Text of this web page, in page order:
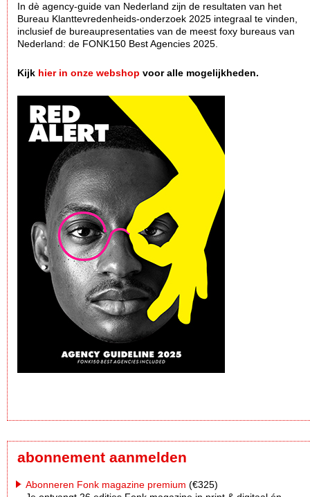
In dè agency-guide van Nederland zijn de resultaten van het
Bureau Klanttevredenheids-onderzoek 2025 integraal te vinden,
inclusief de bureaupresentaties van de meest foxy bureaus van
Nederland: de FONK150 Best Agencies 2025.
Kijk hier in onze webshop voor alle mogelijkheden.
abonnement aanmelden
Abonneren Fonk magazine premium (€325)